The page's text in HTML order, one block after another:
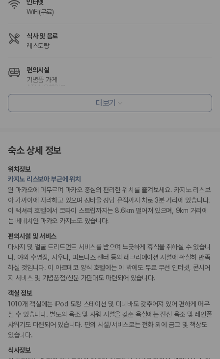
일반자차:
사고 발생 시 일정 금액의 면책금이 발생할 수 있습니다.
다.
슈퍼자차:더 높은 보장 조건을 원하는 사용자에게 적합합니다.
2000만 고객이 선택한 렌트카 가격비교 플랫폼
격비교 플랫폼입니다.
건
예약 가능 차량
전국 렌트카 지점
1,829개
제주렌트카 가격비교 자주 묻는 질문
Q. 제주렌트카 가격비교는 카모아에서 어떻게 하나요?
A. 대여일, 반납일, 인수 지역을 선택하면 제주도 렌트카 업체별 가격, 차종,
보험 조건, 예약 가능 차량을 한 번에 비교할 수 있습니다.
Q. 제주 렌트카 최저가는 무엇을 기준으로 비교해야 하나요?
Q. 제주공항 근처 렌트카도 비교할 수 있나요?
Q. 제주 렌트카 가격비교 시 보험도 함께 비교할 수 있나요?
Q. 가족 여행에는 어떤 제주 렌트카를 비교해야 하나요?
제주렌트카 가격비교 주요 링크
제주도 렌트카 실시간 최저가 가격비교
제주 렌트카 예약
해외 렌트카 가격비교
인터넷
WiFi(무료)
식사 및 음료
레스토랑
편의시설
기념품 가게
엘리베이터
드라이클리닝/세탁서비스
콘시어지 서비스
짐 보관 서비스
리무진 또는 타운카 서비스 이용가능
다국어 구사 가능 직원
웰빙 및 피트니스
피트니스/헬스시설
사우나/스파
비즈니스
회의공간
연회장
장애인 편의시설
점자 표시
휠체어로 이용 가능
흡연 시설
더보기
숙소 상세 정보
위치정보
카지노 리스보아 부근에 위치
윈 마카오에 머무르며 마카오 중심의 편리한 위치를 즐겨보세요. 카지노 리스보
아 가까이에 자리하고 있으며 성바울 성당 유적까지 차로 3분 거리에 있습니다.
이 럭셔리 호텔에서 코타이 스트립까지는 8.6km 떨어져 있으며, 9km 거리에
는 베네치안 마카오 카지노도 있습니다.
편의시설 및 서비스
마사지 및 얼굴 트리트먼트 서비스를 받으며 느긋하게 휴식을 취하실 수 있습니
다. 야외 수영장, 사우나, 피트니스 센터 등의 레크리에이션 시설에 확실히 만족
하실 것입니다. 이 아르데코 양식 호텔에는 이 밖에도 무료 무선 인터넷, 콘시어
지 서비스 및 기념품점/신문 가판대도 마련되어 있습니다.
객실 정보
1010개 객실에는 iPod 도킹 스테이션 및 미니바도 갖추어져 있어 편하게 머무
실 수 있습니다. 별도의 욕조 및 샤워 시설을 갖춘 욕실에는 전신 욕조 및 레인폴
샤워기도 마련되어 있습니다. 편의 시설/서비스로는 전화 외에 금고 및 책상도
있습니다.
식사정보